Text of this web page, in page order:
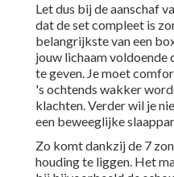
Let dus bij de aanschaf
dat de set compleet is
belangrijkste van een
jouw lichaam
te geven. Je moet
's ochtends wakker
klachten. Verder wil je
een beweeglijke
Zo komt dankzij de 7
houding te liggen. Het